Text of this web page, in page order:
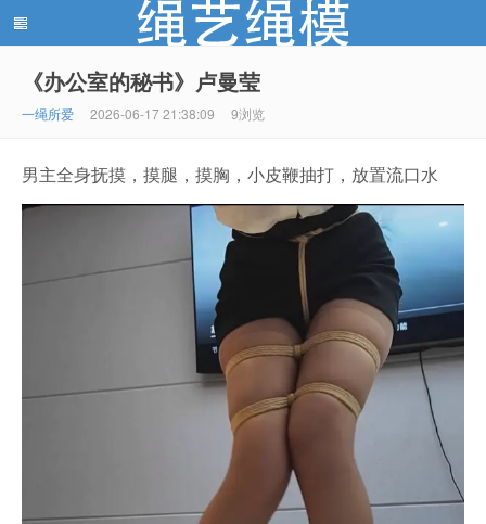
绳艺绳模(shengyishengmo.com) - 绳艺工作室 - 绳艺
模特 - 绳艺工作室 - 绳模推荐网站！
《办公室的秘书》卢曼莹
一绳所爱 2026-06-17 21:38:09 9浏览
男主全身抚摸，摸腿，摸胸，小皮鞭抽打，放置流口水